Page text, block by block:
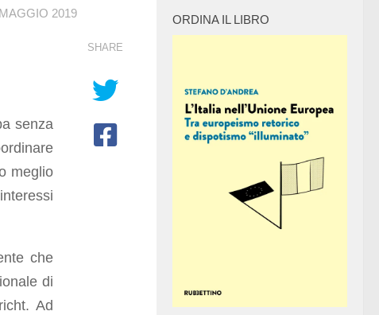
2019
senza
meglio
che
di
Ad
SHARE
ORDINA IL LIBRO